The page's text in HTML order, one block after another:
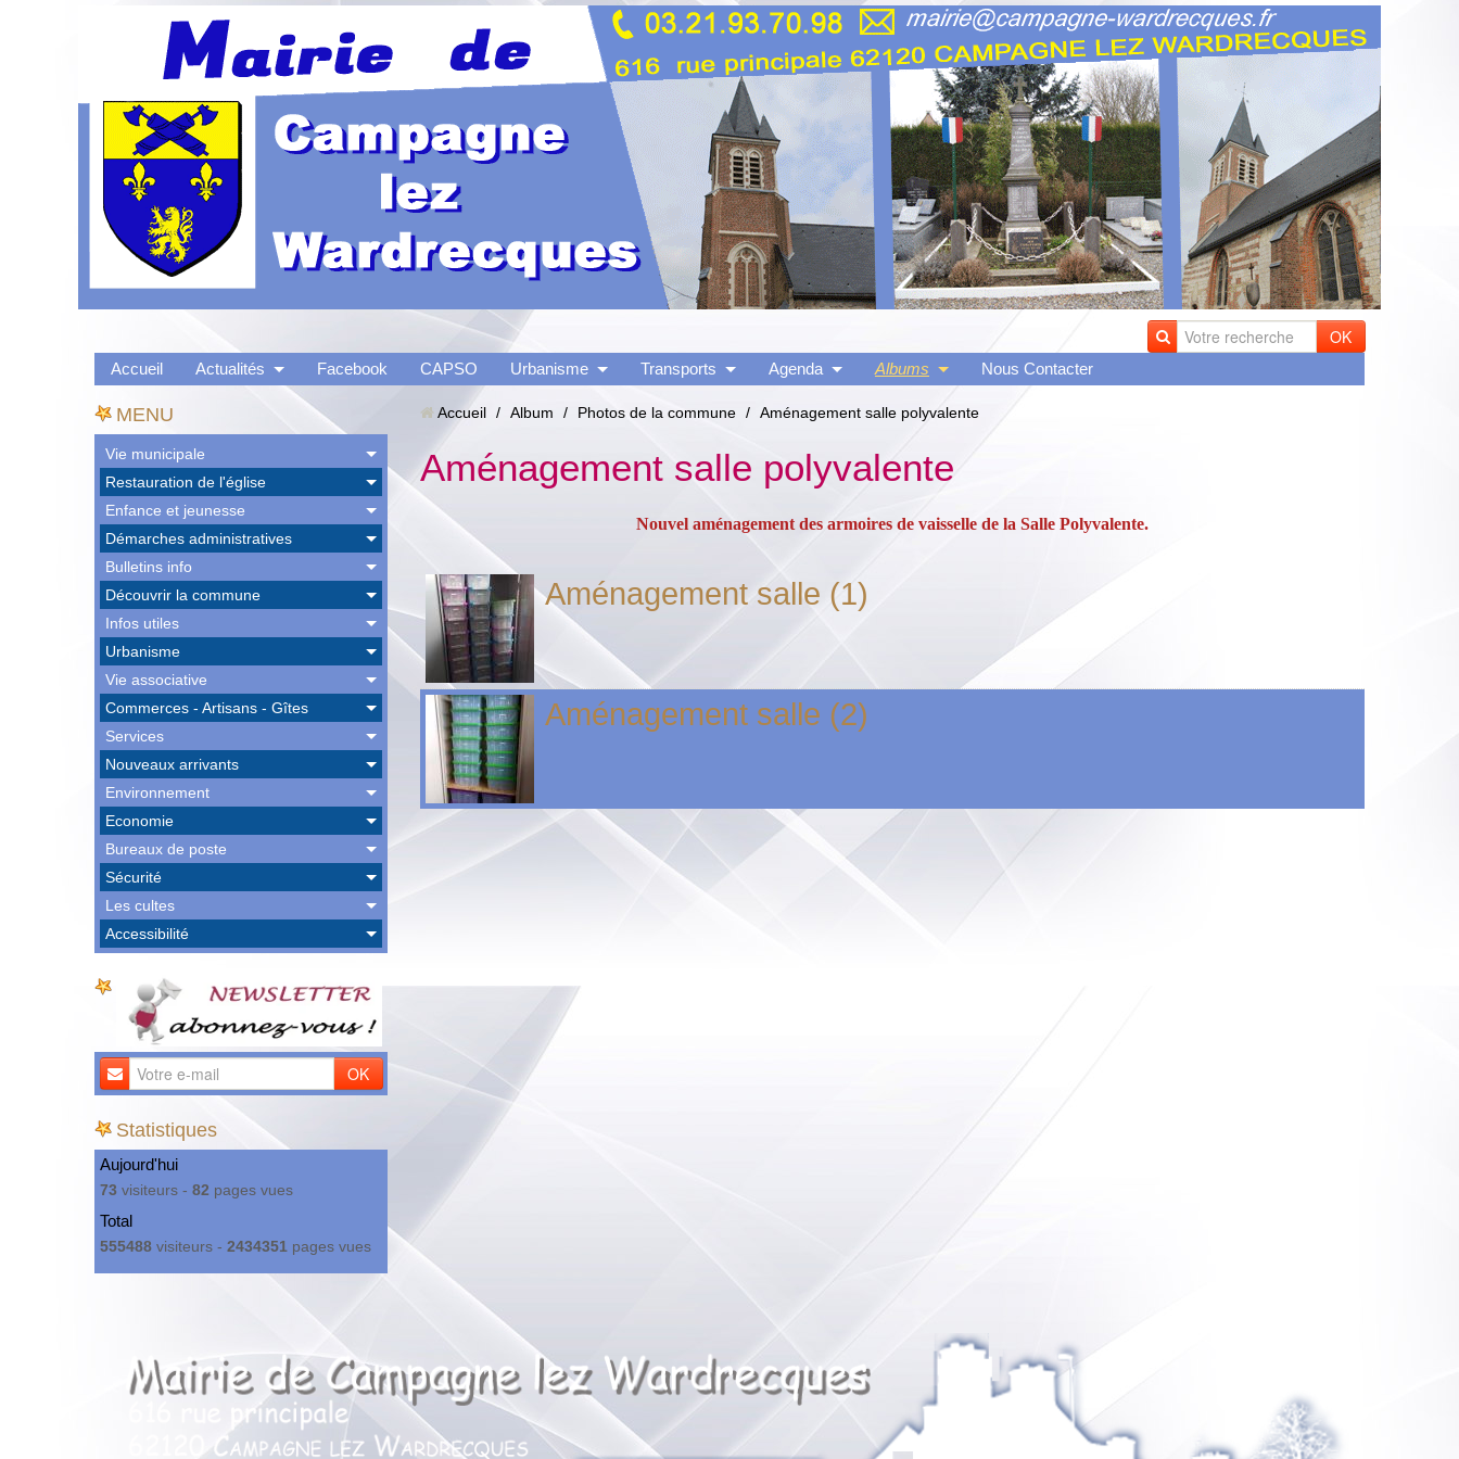
OK
Accueil Actualités Facebook CAPSO Urbanisme Transports Agenda Albums Nous Contacter
MENU
Vie municipale
Restauration de l'église
Enfance et jeunesse
Démarches administratives
Bulletins info
Découvrir la commune
Infos utiles
Urbanisme
Vie associative
Commerces - Artisans - Gîtes
Services
Nouveaux arrivants
Environnement
Economie
Bureaux de poste
Sécurité
Les cultes
Accessibilité
OK
Statistiques
Aujourd'hui
73 visiteurs - 82 pages vues
Total
555488 visiteurs - 2434351 pages vues
Accueil / Album / Photos de la commune / Aménagement salle polyvalente
Aménagement salle polyvalente
Nouvel aménagement des armoires de vaisselle de la Salle Polyvalente.
Aménagement salle (1)
Aménagement salle (2)